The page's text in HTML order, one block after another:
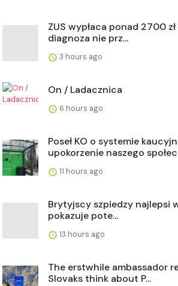
ZUS wypłaca ponad 2700
diagnoza nie prz...
3 hours ago
On / Ladacznica
6 hours ago
Poseł KO o systemie
upokorzenie naszego
11 hours ago
Brytyjscy szpiedzy najlepsi
pokazuje pote...
13 hours ago
The erstwhile ambassador
Slovaks think about P...